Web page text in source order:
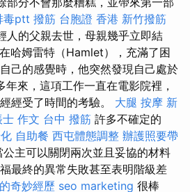
毒ptt 撥筋 台胞證 香港 新竹撥筋
人的父親去世，母親幾乎立即結
在哈姆雷特（Hamlet），充滿了困
己的感覺時，他突然發現自己處於
來，這項工作一直在電影院裡，
經受了時間的考驗。 大腿 按摩 新
士 作文 台中 撥筋 許多不確定的
自助餐 西屯體態調整 辦護照要帶
主可以關閉兩次並且妥協的材料
最終的異常失敗甚至表明階級差
奇妙經歷 seo marketing 很棒